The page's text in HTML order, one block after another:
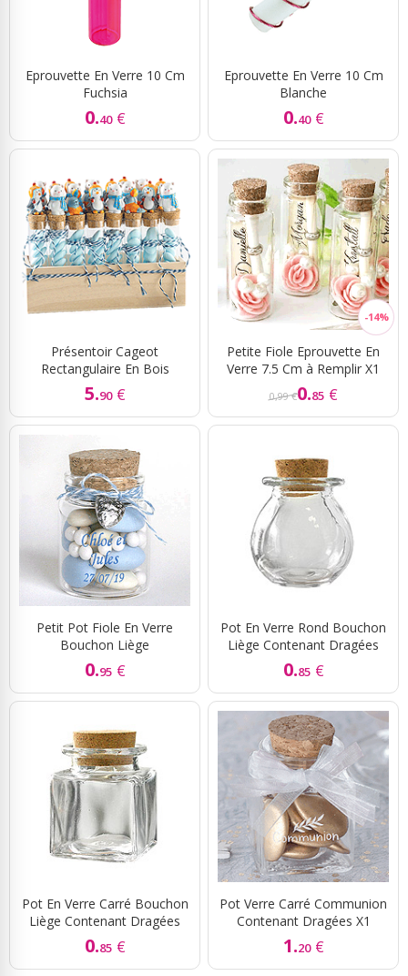
Eprouvette En Verre 10 Cm
Fuchsia
0.40 €
Eprouvette En Verre 10 Cm
Blanche
0.40 €
Présentoir Cageot
Rectangulaire En Bois
5.90 €
Petite Fiole Eprouvette En
Verre 7.5 Cm à Remplir X1
0,99 €0.85 €
Petit Pot Fiole En Verre
Bouchon Liège
0.95 €
Pot En Verre Rond Bouchon
Liège Contenant Dragées
0.85 €
Pot En Verre Carré Bouchon
Liège Contenant Dragées
0.85 €
Pot Verre Carré Communion
Contenant Dragées X1
1.20 €